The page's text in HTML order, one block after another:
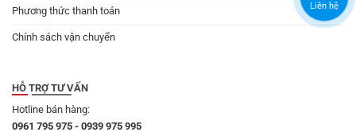
Phương thức thanh toán
Chính sách vận chuyển
HỖ TRỢ TƯ VẤN
Hotline bán hàng:
0961 795 975 - 0939 975 995
Liên hệ